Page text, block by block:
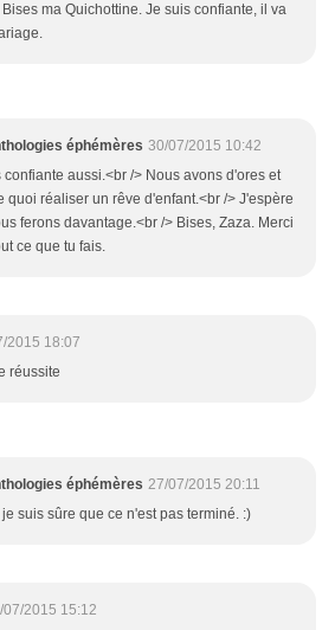
ma Quichottine. Je suis confiante, il va
éphémères 30/07/2015 10:42
confiante aussi.<br /> Nous avons d'ores et
quoi réaliser un rêve d'enfant.<br /> J'espère
ferons davantage.<br /> Bises, Zaza. Merci
ce que tu fais.
2015 18:07
réussite
éphémères 27/07/2015 20:11
je suis sûre que ce n'est pas terminé. :)
07/2015 15:12